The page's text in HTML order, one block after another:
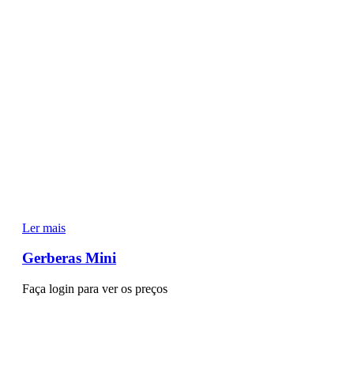
Ler mais
Gerberas Mini
Faça login para ver os preços